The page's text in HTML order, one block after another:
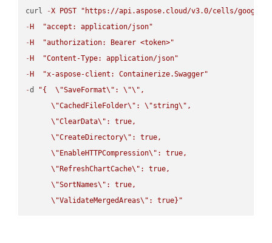
curl
-X POST
"https://api.aspose.cloud/v3.0/cells/
- H
"accept: application/json"
- H
"authorization: Bearer <token>"
- H
"Content-Type: application/json"
- H
"x-aspose-client: Containerize.Swagger"
-d "{ \"SaveFormat\" : \"\" ,
\"CachedFileFolder\" : \"string\" ,
\"ClearData\" : true,
\"CreateDirectory\" : true,
\" EnableHTTPCompression\" : true,
\" RefreshChartCache\" : true,
\"SortNames\" : true,
\"ValidateMergedAreas\" : true}"